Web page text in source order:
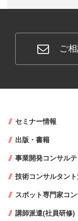
ご
セミナー情報
出版・書籍
事業開発コンサル
技術コンサルタン
スポット専門家コ
講師派遣(社員研修)